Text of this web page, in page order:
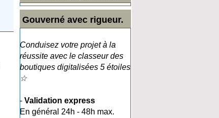
Gouverné avec rigueur.
Conduisez votre projet à la
réussite avec le classeur des
boutiques digitalisées 5 étoiles
☆
- Validation express
En général 24h - 48h max.